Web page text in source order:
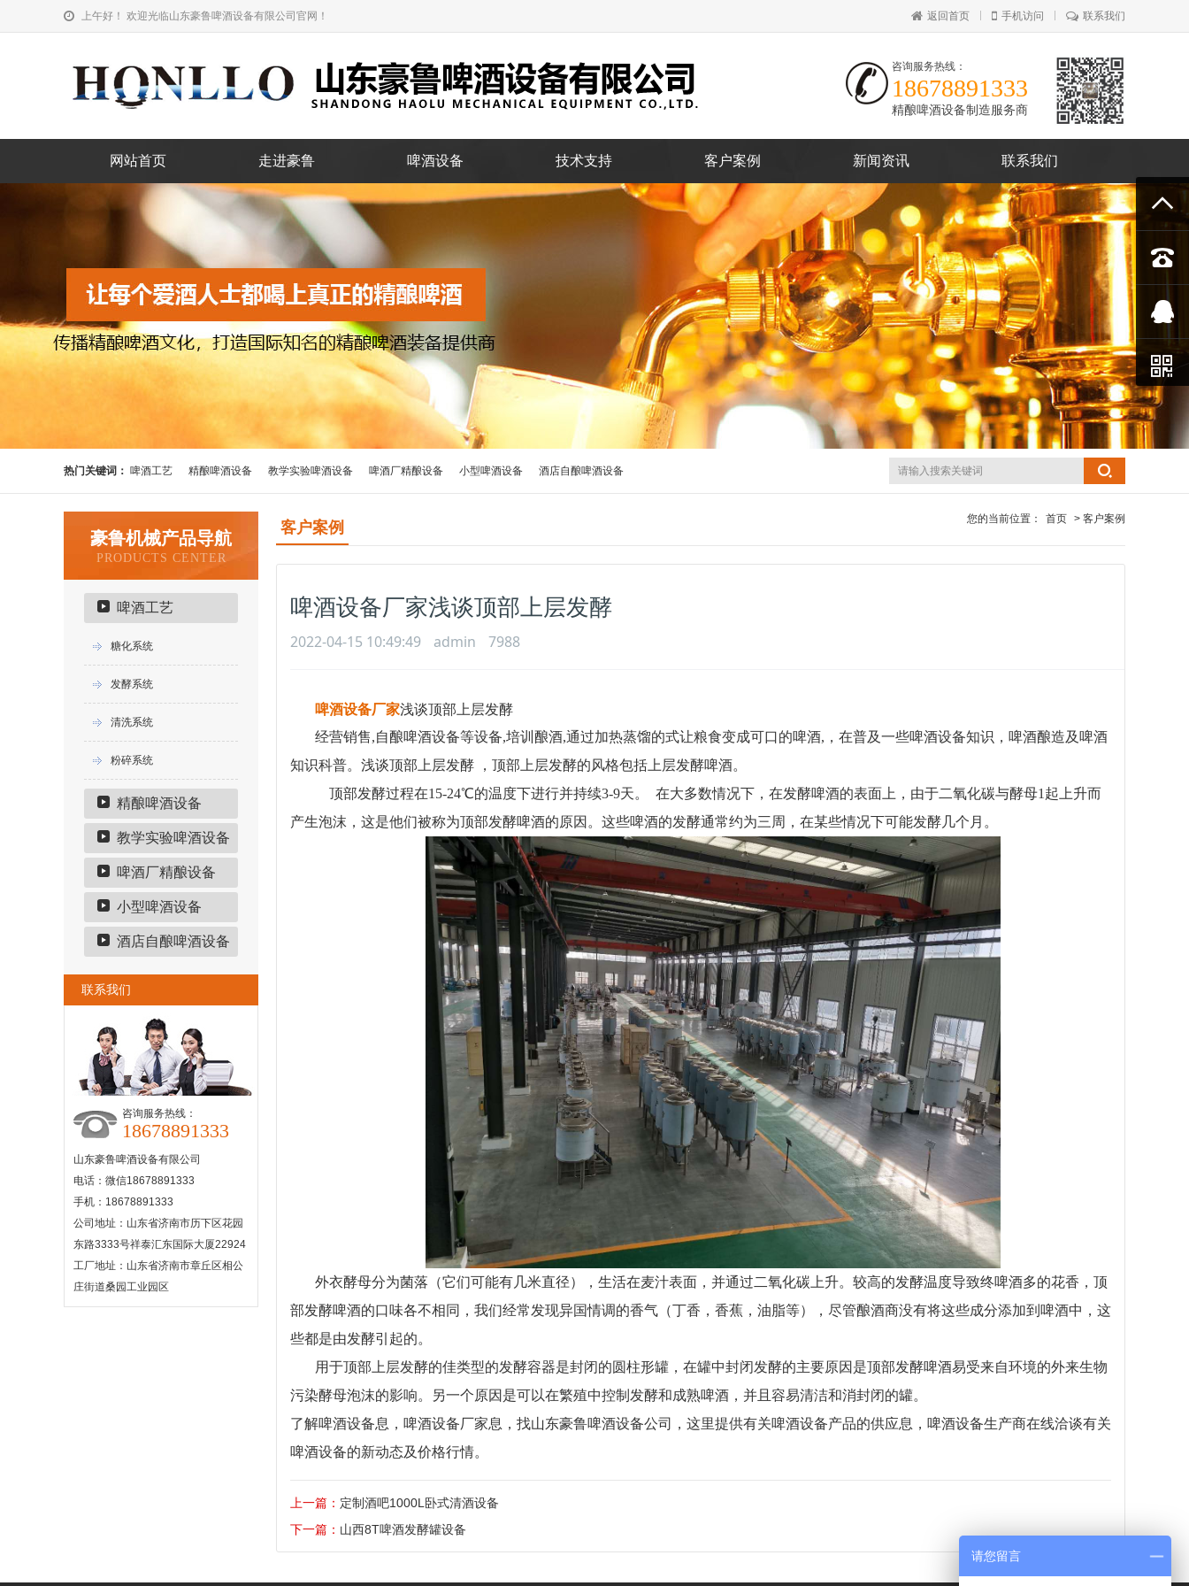
上午好！ 欢迎光临山东豪鲁啤酒设备有限公司官网！ 返回首页 手机访问 联系我们
咨询服务热线：
18678891333
精酿啤酒设备制造服务商
网站首页 走进豪鲁 啤酒设备 技术支持 客户案例 新闻资讯 联系我们
热门关键词： 啤酒工艺 精酿啤酒设备 教学实验啤酒设备 啤酒厂精酿设备 小型啤酒设备 酒店自酿啤酒设备
豪鲁机械产品导航
PRODUCTS CENTER
啤酒工艺
糖化系统
发酵系统
清洗系统
粉碎系统
精酿啤酒设备
教学实验啤酒设备
啤酒厂精酿设备
小型啤酒设备
酒店自酿啤酒设备
联系我们
咨询服务热线：
18678891333
山东豪鲁啤酒设备有限公司
电话：微信18678891333
手机：18678891333
公司地址：山东省济南市历下区花园
东路3333号祥泰汇东国际大厦22924
工厂地址：山东省济南市章丘区相公
庄街道桑园工业园区
客户案例 您的当前位置： 首页 > 客户案例
啤酒设备厂家浅谈顶部上层发酵​
2022-04-15 10:49:49 admin 7988
啤酒设备厂家浅谈顶部上层发酵
经营销售,自酿啤酒设备等设备,培训酿酒,通过加热蒸馏的式让粮食变成可口的啤酒,，在普及一些啤酒设备知识，啤酒酿造及啤酒
知识科普。 浅谈顶部上层发酵 ，顶部上层发酵的风格包括上层发酵啤酒。
顶部发酵过程在15-24℃的温度下进行并持续3-9天。 在大多数情况下，在发酵啤酒的表面上，由于二氧化碳与酵母1起上升而
产生泡沫，这是他们被称为顶部发酵啤酒的原因。这些啤酒的发酵通常约为三周，在某些情况下可能发酵几个月。
外衣酵母分为菌落（它们可能有几米直径），生活在麦汁表面，并通过二氧化碳上升。较高的发酵温度导致终啤酒多的花香，顶
部发酵啤酒的口味各不相同，我们经常发现异国情调的香气（丁香，香蕉，油脂等），尽管酿酒商没有将这些成分添加到啤酒中，这
些都是由发酵引起的。
用于顶部上层发酵的佳类型的发酵容器是封闭的圆柱形罐，在罐中封闭发酵的主要原因是顶部发酵啤酒易受来自环境的外来生物
污染酵母泡沫的影响。另一个原因是可以在繁殖中控制发酵和成熟啤酒，并且容易清洁和消封闭的罐。
了解啤酒设备息，啤酒设备厂家息，找山东豪鲁啤酒设备公司，这里提供有关啤酒设备产品的供应息，啤酒设备生产商在线洽谈有关
啤酒设备的新动态及价格行情。
上一篇： 定制酒吧1000L卧式清酒设备
下一篇： 山西8T啤酒发酵罐设备




请您留言